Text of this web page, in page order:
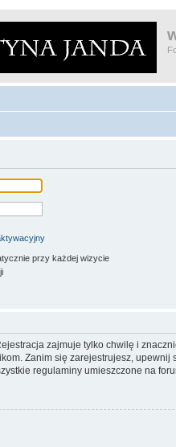
przy każdej wizycie
zajmuje tylko chwilę i
Zanim się zarejestrujesz,
regulaminy umieszczone na